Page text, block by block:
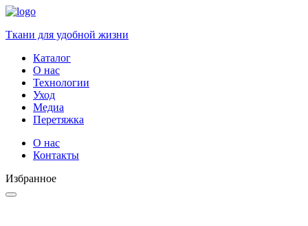
Ткани для удобной жизни
Каталог
О нас
Технологии
Уход
Медиа
Перетяжка
О нас
Контакты
Избранное